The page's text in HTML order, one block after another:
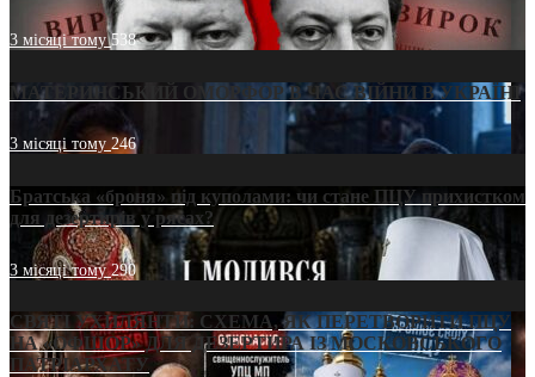
3 місяці тому538
МАТЕРИНСЬКИЙ ОМОРФОР В ЧАС ВІЙНИ В УКРАЇНІ
3 місяці тому246
Братська «броня» під куполами: чи стане ПЦУ прихистком
для дезертирів у рясах?
3 місяці тому290
СВЯТІ УХИЛЯНТИ: СХЕМА, ЯК ПЕРЕТВОРИТИ ПЦУ
НА «ОФШОР» ДЛЯ ДЕЗЕРТИРА ІЗ МОСКОВСЬКОГО
ПАТРІАРХАТУ